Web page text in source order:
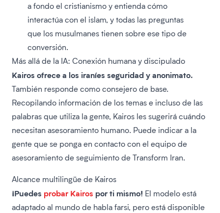
a fondo el cristianismo y entienda cómo
interactúa con el islam, y todas las preguntas
que los musulmanes tienen sobre ese tipo de
conversión.
Más allá de la IA: Conexión humana y discipulado
Kairos ofrece a los iraníes seguridad y anonimato.
También responde como consejero de base.
Recopilando información de los temas e incluso de las
palabras que utiliza la gente, Kairos les sugerirá cuándo
necesitan asesoramiento humano. Puede indicar a la
gente que se ponga en contacto con el equipo de
asesoramiento de seguimiento de Transform Iran.
Alcance multilingüe de Kairos
¡Puedes probar Kairos por ti mismo! El modelo está
adaptado al mundo de habla farsi, pero está disponible